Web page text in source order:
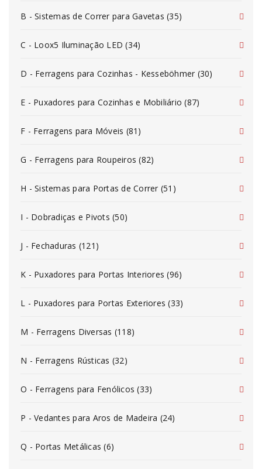
B - Sistemas de Correr para Gavetas (35)
C - Loox5 Iluminação LED (34)
D - Ferragens para Cozinhas - Kesseböhmer (30)
E - Puxadores para Cozinhas e Mobiliário (87)
F - Ferragens para Móveis (81)
G - Ferragens para Roupeiros (82)
H - Sistemas para Portas de Correr (51)
I - Dobradiças e Pivots (50)
J - Fechaduras (121)
K - Puxadores para Portas Interiores (96)
L - Puxadores para Portas Exteriores (33)
M - Ferragens Diversas (118)
N - Ferragens Rústicas (32)
O - Ferragens para Fenólicos (33)
P - Vedantes para Aros de Madeira (24)
Q - Portas Metálicas (6)